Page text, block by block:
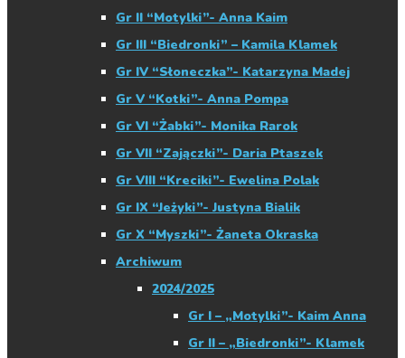
Gr II “Motylki”- Anna Kaim
Gr III “Biedronki” – Kamila Klamek
Gr IV “Słoneczka”- Katarzyna Madej
Gr V “Kotki”- Anna Pompa
Gr VI “Żabki”- Monika Rarok
Gr VII “Zajączki”- Daria Ptaszek
Gr VIII “Kreciki”- Ewelina Polak
Gr IX “Jeżyki”- Justyna Bialik
Gr X “Myszki”- Żaneta Okraska
Archiwum
2024/2025
Gr I – „Motylki”- Kaim Anna
Gr II – „Biedronki”- Klamek